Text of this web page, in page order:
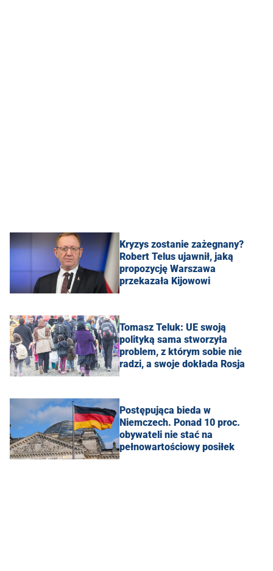
Kryzys zostanie zażegnany?
Robert Telus ujawnił, jaką
propozycję Warszawa
przekazała Kijowowi
Tomasz Teluk: UE swoją
polityką sama stworzyła
problem, z którym sobie nie
radzi, a swoje dokłada Rosja
Postępująca bieda w
Niemczech. Ponad 10 proc.
obywateli nie stać na
pełnowartościowy posiłek